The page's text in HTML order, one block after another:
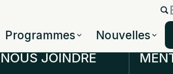
Programmes Nouvelles
NOUS JOINDRE